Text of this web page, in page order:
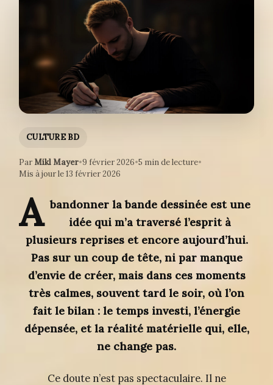
CULTURE BD
Par Mikl Mayer•9 février 2026•5 min de lecture•
Mis à jour le 13 février 2026
A bandonner la bande dessinée est une
idée qui m’a traversé l’esprit à
plusieurs reprises et encore aujourd’hui.
Pas sur un coup de tête, ni par manque
d’envie de créer, mais dans ces moments
très calmes, souvent tard le soir, où l’on
fait le bilan : le temps investi, l’énergie
dépensée, et la réalité matérielle qui, elle,
ne change pas.
Ce doute n’est pas spectaculaire. Il ne